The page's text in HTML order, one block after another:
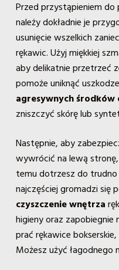
Przed przystąpieniem do
należy dokładnie je
usunięcie wszelkich
rękawic. Użyj miękkiej
aby delikatnie przetrzeć
pomoże uniknąć
agresywnych środków
zniszczyć skórę lub
Następnie, aby
wywrócić na lewą
temu dotrzesz do
najczęściej gromadzi się
czyszczenie wnętrza
higieny oraz zapobiegnie
prać rękawice
Możesz użyć łagodnego